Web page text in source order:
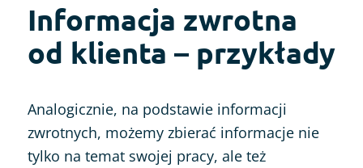
Informacja zwrotna
od klienta – przykłady
Analogicznie, na podstawie informacji
zwrotnych, możemy zbierać informacje nie
tylko na temat swojej pracy, ale też